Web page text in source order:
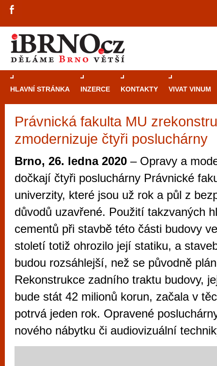
HLAVNÍ STRÁNKA INZERCE KONTAKTY VIVAT VINUM
Právnická fakulta MU
zmodernizuje čtyři posluchárny
Brno, 26. ledna 2020 – Opravy a
dočkají čtyři posluchárny Právnické
univerzity, které jsou už rok a půl z
důvodů uzavřené. Použití takzvaných
cementů při stavbě této části budovy
století totiž ohrozilo její statiku, a
budou rozsáhlejší, než se původně
Rekonstrukce zadního traktu budovy,
bude stát 42 milionů korun, začala v
potrvá jeden rok. Opravené
nového nábytku či audiovizuální
Průvodce
Brně: Od
Brno je
zajímavé
restaurace,
Mimo jiné je ale také místem, kde si
vyzkoušet různé kasinové hry. V
metropoli naleznete širokou nabídku her
po moderní automaty jak pro pravidelné
příležitostné hráče. V...